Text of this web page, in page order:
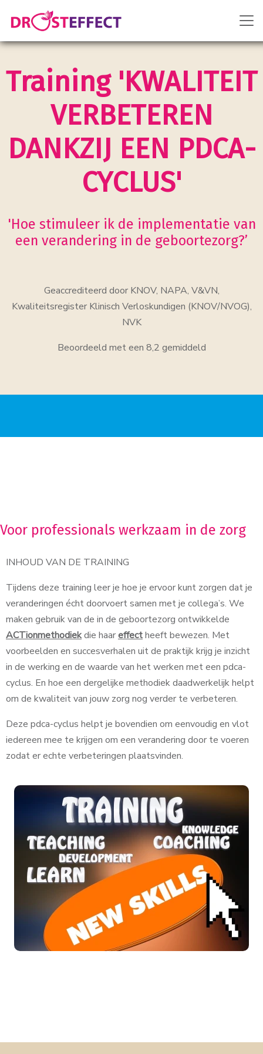
Training 'KWALITEIT
VERBETEREN
DANKZIJ EEN PDCA-
CYCLUS'
'Hoe stimuleer ik de implementatie van
een verandering in de geboortezorg?’
Geaccrediteerd door KNOV, NAPA, V&VN,
Kwaliteitsregister Klinisch Verloskundigen (KNOV/NVOG),
NVK
Beoordeeld met een 8,2 gemiddeld
Voor professionals werkzaam in de zorg
INHOUD VAN DE TRAINING
Tijdens deze training leer je hoe je ervoor kunt zorgen dat je
veranderingen écht doorvoert samen met je collega’s. We
maken gebruik van de in de geboortezorg ontwikkelde
ACTionmethodiekdie haareffectheeft bewezen. Met
voorbeelden en succesverhalen uit de praktijk krijg je inzicht
in de werking en de waarde van het werken met een pdca-
cyclus. En hoe een dergelijke methodiek daadwerkelijk helpt
om de kwaliteit van jouw zorg nog verder te verbeteren.
Deze pdca-cyclus helpt je bovendien om eenvoudig en vlot
iedereen mee te krijgen om een verandering door te voeren
zodat er echte verbeteringen plaatsvinden.